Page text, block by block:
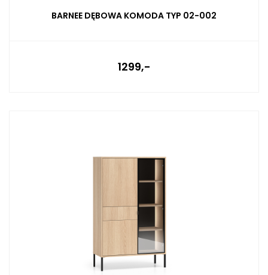
BARNEE DĘBOWA KOMODA TYP 02-002
1299,-